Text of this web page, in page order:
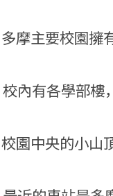
多摩主要校園擁
校內有各學部樓
校園中央的小山